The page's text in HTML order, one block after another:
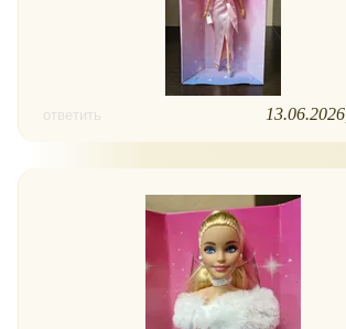
ответить 13.06.2026